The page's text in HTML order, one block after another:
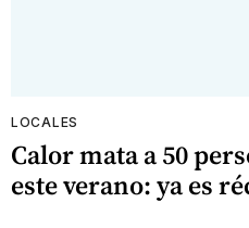
LOCALES
Calor mata a 50
este verano: ya es